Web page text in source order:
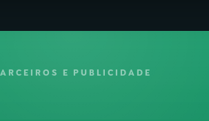
E PUBLICIDADE